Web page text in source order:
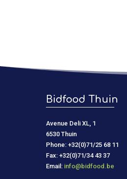
Bidfood Thuin
Avenue Deli XL, 1
6530 Thuin
Phone: +32(0)71/25 68 11
Fax: +32(0)71/34 43 37
Email: info@bidfood.be